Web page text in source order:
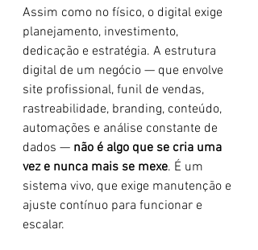
Assim como no físico, o digital exige
planejamento, investimento,
dedicação e estratégia. A estrutura
digital de um negócio — que envolve
site profissional, funil de vendas,
rastreabilidade, branding, conteúdo,
automações e análise constante de
dados — não é algo que se cria uma
vez e nunca mais se mexe. É um
sistema vivo, que exige manutenção e
ajuste contínuo para funcionar e
escalar.